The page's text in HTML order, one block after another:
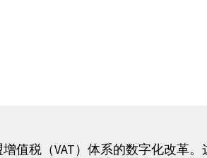
值税（VAT）体系的数字化改革